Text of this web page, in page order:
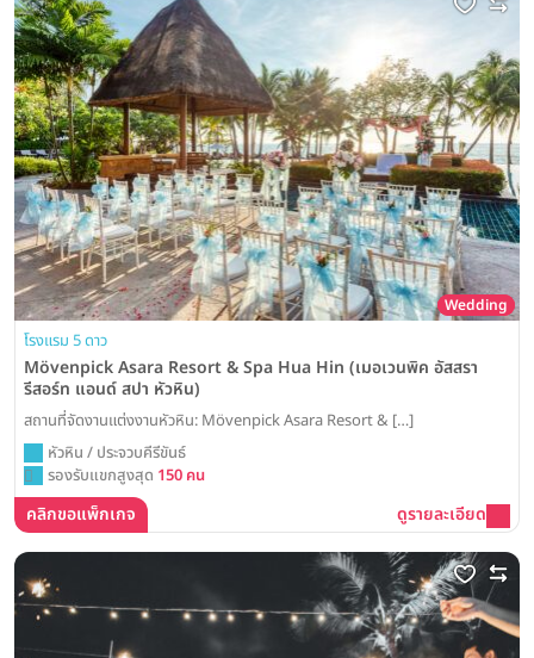
Wedding
โรงแรม 5 ดาว
Mövenpick Asara Resort & Spa Hua Hin (เมอเวนพิค อัสสรา
รีสอร์ท แอนด์ สปา หัวหิน)
สถานที่จัดงานแต่งงานหัวหิน: Mövenpick Asara Resort & […]
หัวหิน / ประจวบคีรีขันธ์
รองรับแขกสูงสุด 150 คน
คลิกขอแพ็กเกจ ดูรายละเอียด